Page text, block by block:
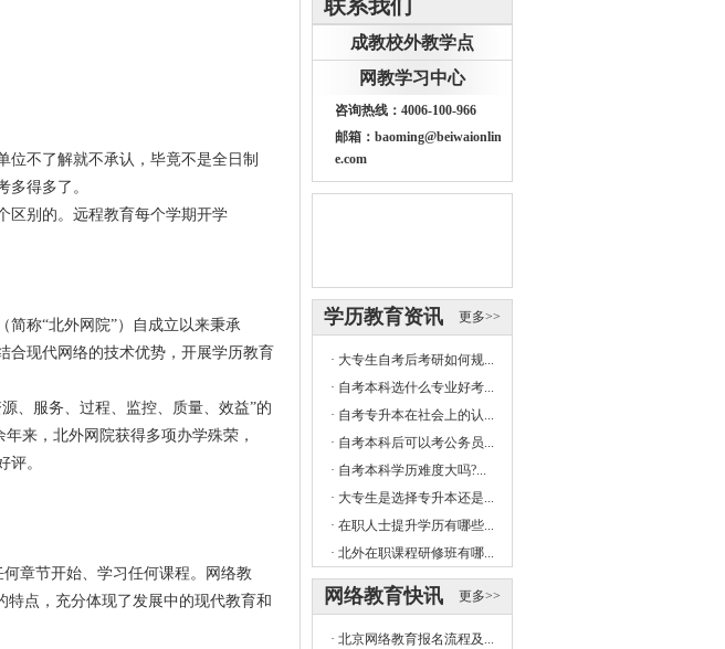
位不了解就不承认，毕竟不是全日制
得多了。
区别的。远程教育每个学期开学
简称“北外网院”）自成立以来秉承
合现代网络的技术优势，开展学历教育
、服务、过程、监控、质量、效益”的
来，北外网院获得多项办学殊荣，
评。
章节开始、学习任何课程。网络教
点，充分体现了发展中的现代教育和
联系我们
成教校外教学点
网教学习中心
咨询热线：4006-100-966
邮箱：baoming@beiwaionlin
e.com
更多>>
学历教育资讯
· 大专生自考后考研如何规...
· 自考本科选什么专业好考...
· 自考专升本在社会上的认...
· 自考本科后可以考公务员...
· 自考本科学历难度大吗?...
· 大专生是选择专升本还是...
· 在职人士提升学历有哪些...
· 北外在职课程研修班有哪...
更多>>
网络教育快讯
· 北京网络教育报名流程及...